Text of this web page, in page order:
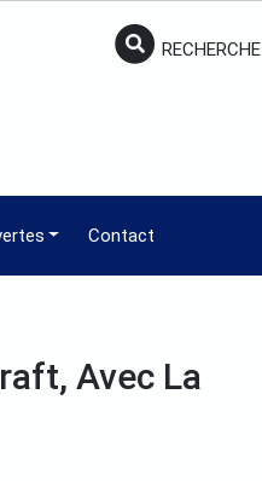
RECHERCHE
Contact
Avec La